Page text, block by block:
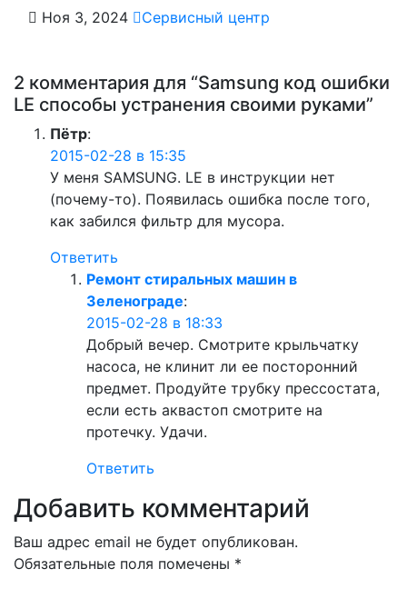
Ноя 3, 2024 Сервисный центр
2 комментария для “Samsung код ошибки
LE способы устранения своими руками”
Пётр:
2015-02-28 в 15:35
У меня SAMSUNG. LE в инструкции нет
(почему-то). Появилась ошибка после того,
как забился фильтр для мусора.
Ответить
Ремонт стиральных машин в
Зеленограде:
2015-02-28 в 18:33
Добрый вечер. Смотрите крыльчатку
насоса, не клинит ли ее посторонний
предмет. Продуйте трубку прессостата,
если есть аквастоп смотрите на
протечку. Удачи.
Ответить
Добавить комментарий
Ваш адрес email не будет опубликован.
Обязательные поля помечены *